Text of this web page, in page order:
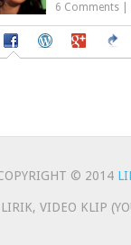
6 Comments
© 2014
LIRIK, VIDEO KLIP